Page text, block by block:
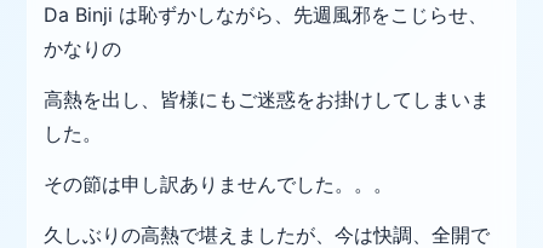
Da Binji は恥ずかしながら、先週風邪をこじらせ、
かなりの
高熱を出し、皆様にもご迷惑をお掛けしてしまいま
した。
その節は申し訳ありませんでした。。。
久しぶりの高熱で堪えましたが、今は快調、全開で